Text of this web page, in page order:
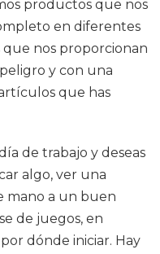
productos que nos
en diferentes
nos proporcionan
y con una
que has
de trabajo y deseas
algo, ver una
mano a un buen
de juegos, en
dónde iniciar. Hay